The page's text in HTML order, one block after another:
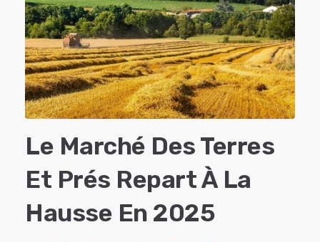
Le Marché Des Terres
Et Prés Repart À La
Hausse En 2025